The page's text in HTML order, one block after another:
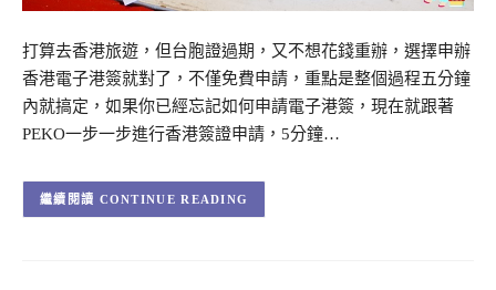
打算去香港旅遊，但台胞證過期，又不想花錢重辦，選擇申辦
香港電子港簽就對了，不僅免費申請，重點是整個過程五分鐘
內就搞定，如果你已經忘記如何申請電子港簽，現在就跟著
PEKO一步一步進行香港簽證申請，5分鐘…
CONTINUE READING